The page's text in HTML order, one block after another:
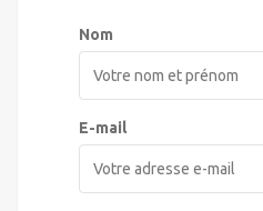
Nom
E-mail